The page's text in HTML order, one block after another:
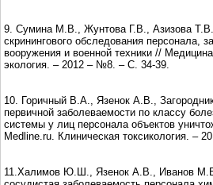
9. Сумина М.В., Жунтова Г.В., Азизова
скринингового обследования персонала,
вооружения и военной техники //
экология. – 2012 – №8. – С. 34-39.
10. Горичный В.А., Язенок А.В.,
первичной заболеваемости по классу
системы у лиц персонала объектов
Medline.ru. Клиническая токсикология. –
11.Халимов Ю.Ш., Язенок А.В., Иванов